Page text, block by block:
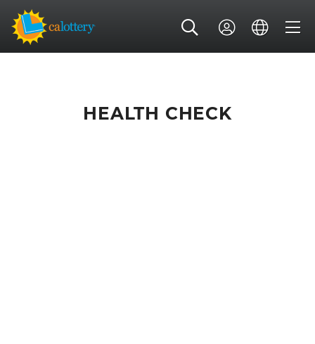
HEALTH CHECK